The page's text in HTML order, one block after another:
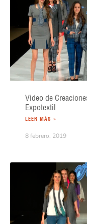
Video de
Expotextil
LEER MÁS »
8 febrero, 2019